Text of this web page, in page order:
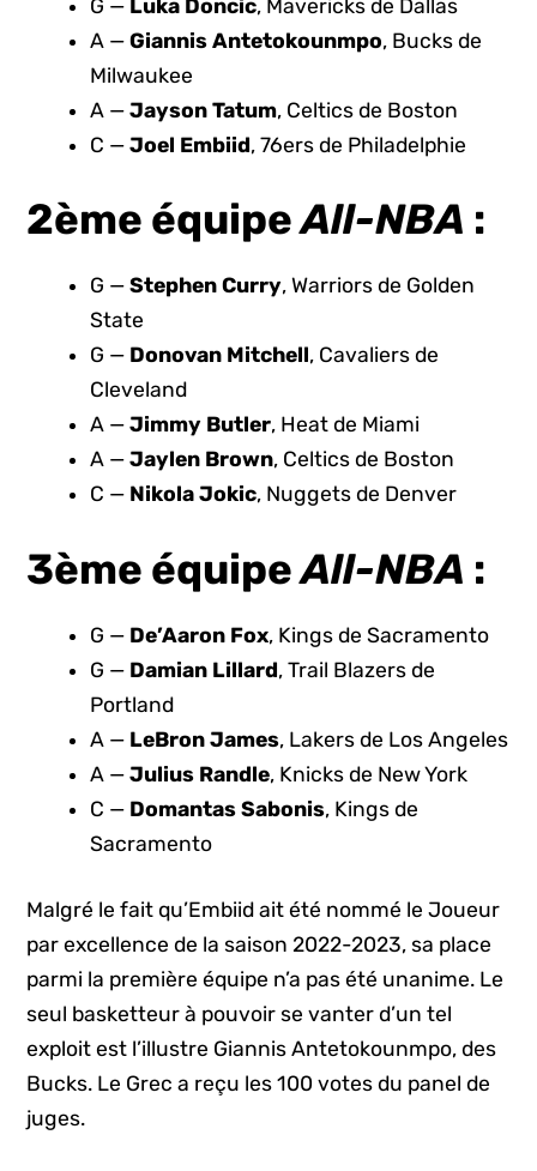
G — Luka Doncic, Mavericks de Dallas
A —Giannis Antetokounmpo, Bucks de
Milwaukee
A —Jayson Tatum, Celtics de Boston
C —Joel Embiid, 76ers de Philadelphie
2ème équipeAll-NBA :
G —Stephen Curry, Warriors de Golden
State
G — Donovan Mitchell, Cavaliers de
Cleveland
A —Jimmy Butler, Heat de Miami
A —Jaylen Brown, Celtics de Boston
C — Nikola Jokic, Nuggets de Denver
3ème équipeAll-NBA :
G — De’Aaron Fox, Kings de Sacramento
G — Damian Lillard, Trail Blazers de
Portland
A — LeBron James, Lakers de Los Angeles
A —Julius Randle, Knicks de New York
C — Domantas Sabonis, Kings de
Sacramento
Malgré le fait qu’Embiid ait été nommé le Joueur
par excellence de la saison 2022-2023, sa place
parmi la première équipe n’a pas été unanime. Le
seul basketteur à pouvoir se vanter d’un tel
exploit est l’illustre Giannis Antetokounmpo, des
Bucks. Le Grec a reçu les 100 votes du panel de
juges.